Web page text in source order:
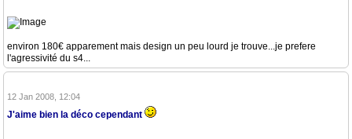
environ 180€ apparement mais design un peu lourd je trouve...je prefere
l'agressivité du s4...
12 Jan 2008, 12:04
J'aime bien la déco cependant